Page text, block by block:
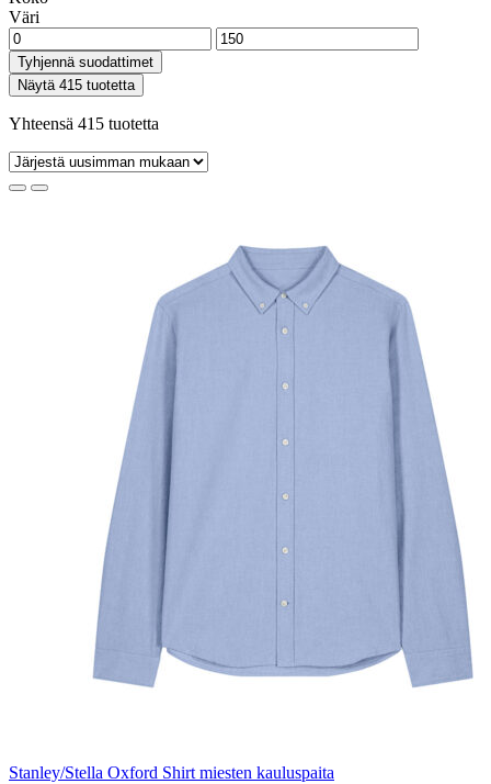
Väri
Tyhjennä suodattimet
Näytä 415 tuotetta
Yhteensä 415 tuotetta
Stanley/Stella Oxford Shirt miesten kauluspaita